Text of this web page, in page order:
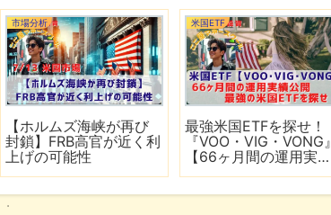
市場分析
【ホルムズ海峡が再び
封鎖】FRB高官が近く利
上げの可能性
米国ETF
最強米国ETFを探せ！
『VOO・VIG・VONG』
【66ヶ月間の運用実績